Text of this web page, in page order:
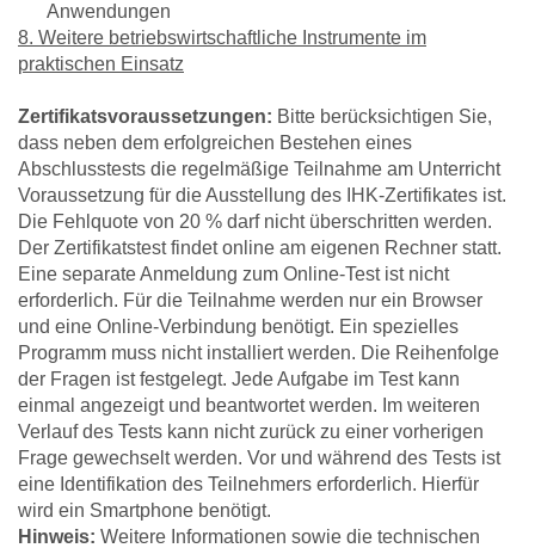
Anwendungen
8. Weitere betriebswirtschaftliche Instrumente im
praktischen Einsatz
Zertifikatsvoraussetzungen: Bitte berücksichtigen Sie,
dass neben dem erfolgreichen Bestehen eines
Abschlusstests die regelmäßige Teilnahme am Unterricht
Voraussetzung für die Ausstellung des IHK-Zertifikates ist.
Die Fehlquote von 20 % darf nicht überschritten werden.
Der Zertifikatstest findet online am eigenen Rechner statt.
Eine separate Anmeldung zum Online-Test ist nicht
erforderlich. Für die Teilnahme werden nur ein Browser
und eine Online-Verbindung benötigt. Ein spezielles
Programm muss nicht installiert werden. Die Reihenfolge
der Fragen ist festgelegt. Jede Aufgabe im Test kann
einmal angezeigt und beantwortet werden. Im weiteren
Verlauf des Tests kann nicht zurück zu einer vorherigen
Frage gewechselt werden. Vor und während des Tests ist
eine Identifikation des Teilnehmers erforderlich. Hierfür
wird ein Smartphone benötigt.
Hinweis: Weitere Informationen sowie die technischen